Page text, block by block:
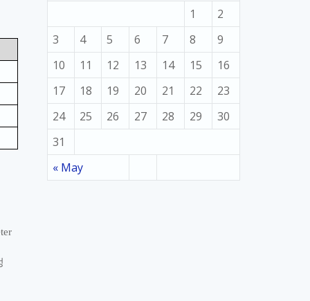
« May
1
2
3
4 5 6 7 8
9
10
11 12 13 14 15
16
17
18 19 20 21 22
23
24
25 26 27 28 29
30
31